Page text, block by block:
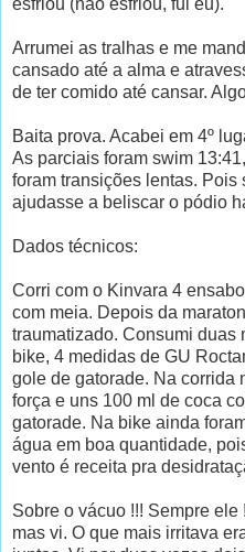
esfriou (não esfriou, fui eu).
Arrumei as tralhas e me
cansado até a alma e
de ter comido até cansar.
Baita prova. Acabei em 4º
As parciais foram swim
foram transições lentas. Pois
ajudasse a beliscar o pódio
Dados técnicos:
Corri com o Kinvara 4
com meia. Depois da
traumatizado. Consumi duas
bike, 4 medidas de GU
gole de gatorade. Na corrida
força e uns 100 ml de coca
gatorade. Na bike ainda
água em boa quantidade,
vento é receita pra
Sobre o vácuo !!! Sempre
mas vi. O que mais irritava